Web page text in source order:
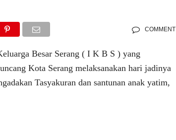
COMMENT
Besar Serang ( I K B S ) yang
Kota Serang melaksanakan hari jadinya
Tasyakuran dan santunan anak yatim,